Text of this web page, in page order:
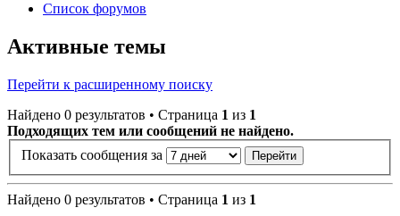
Список форумов
Активные темы
Перейти к расширенному поиску
Найдено 0 результатов • Страница 1 из 1
Подходящих тем или сообщений не найдено.
Показать сообщения за
Найдено 0 результатов • Страница 1 из 1